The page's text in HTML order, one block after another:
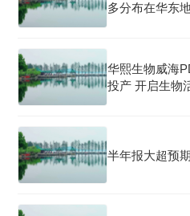
多分布在华东
华熙生物威海
投产 开启生物
半年报大超预